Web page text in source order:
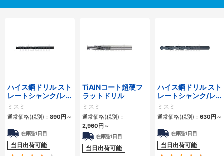
ハイス鋼ドリル スト
レートシャンク/レ
ギュラー
ミスミ
通常価格(税別)： 890円～
在庫品1日目
当日出荷可能
TiAlNコート超硬フ
ラットドリル
ミスミ
通常価格(税別)：
2,960円～
在庫品1日目
当日出荷可能
ハイス鋼ドリル スト
レートシャンク/レ
ギュラー
ミスミ
通常価格(税別)： 630円～
在庫品1日目
当日出荷可能